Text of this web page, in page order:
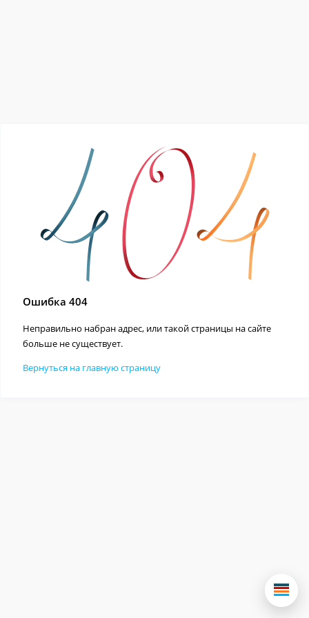
Ошибка 404
Неправильно набран адрес, или такой страницы на сайте
больше не существует.
Вернуться на главную страницу